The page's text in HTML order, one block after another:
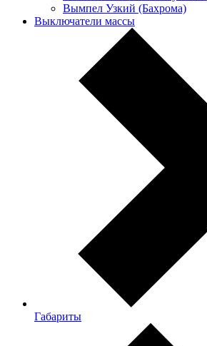
Вымпел Узкий (Бахрома)
Выключатели массы
Габариты